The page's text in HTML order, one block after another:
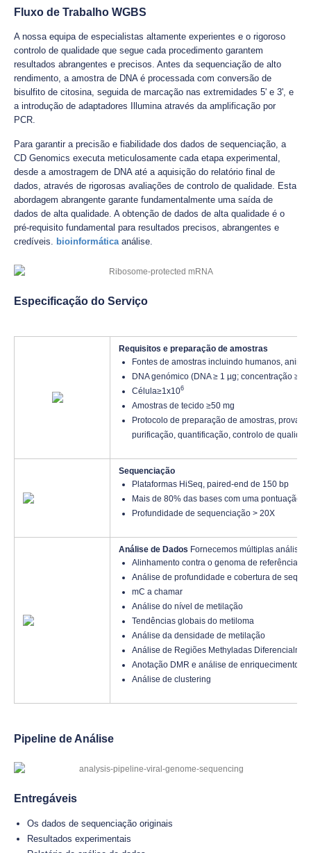
Fluxo de Trabalho WGBS
A nossa equipa de especialistas altamente experientes e o rigoroso
controlo de qualidade que segue cada procedimento garantem
resultados abrangentes e precisos. Antes da sequenciação de alto
rendimento, a amostra de DNA é processada com conversão de
bisulfito de citosina, seguida de marcação nas extremidades 5' e 3', e
a introdução de adaptadores Illumina através da amplificação por
PCR.
Para garantir a precisão e fiabilidade dos dados de sequenciação, a
CD Genomics executa meticulosamente cada etapa experimental,
desde a amostragem de DNA até a aquisição do relatório final de
dados, através de rigorosas avaliações de controlo de qualidade. Esta
abordagem abrangente garante fundamentalmente uma saída de
dados de alta qualidade. A obtenção de dados de alta qualidade é o
pré-requisito fundamental para resultados precisos, abrangentes e
credíveis. bioinformáticaanálise.
Especificação do Serviço
Requisitos e preparação de amostras
Fontes de amostras incluindo humanos,
DNA genómico (DNA ≥ 1 µg; concentração ≥
Célula≥1x106
Amostras de tecido ≥50 mg
Protocolo de preparação de amostras,
purificação, quantificação, controlo de
Sequenciação
Plataformas HiSeq, paired-end de 150 bp
Mais de 80% das bases com uma pontuação
Profundidade de sequenciação > 20X
Análise de Dados Fornecemos múltiplas
Alinhamento contra o genoma de referência
Análise de profundidade e cobertura de
mC a chamar
Análise do nível de metilação
Tendências globais do metiloma
Análise da densidade de metilação
Análise de Regiões Methyladas
Anotação DMR e análise de enriquecimento
Análise de clustering
Pipeline de Análise
Entregáveis
Os dados de sequenciação originais
Resultados experimentais